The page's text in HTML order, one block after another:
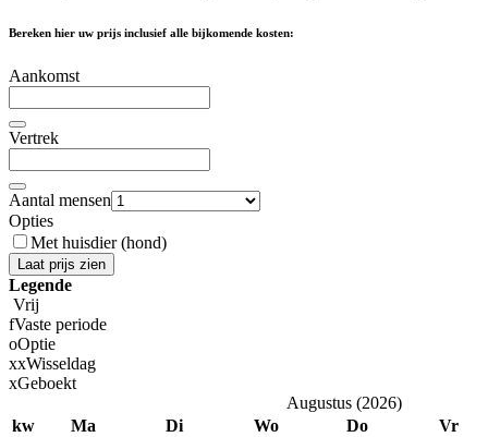
Bereken hier uw prijs inclusief alle bijkomende kosten:
Aankomst
Vertrek
Aantal mensen
Opties
Met huisdier (hond)
Laat prijs zien
Legende
Vrij
fVaste periode
oOptie
xxWisseldag
xGeboekt
Augustus(2026)
kw
Ma Di Wo Do
Vr